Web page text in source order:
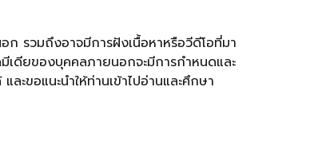
ก รวมถึงอาจมีการฝังเนื้อหาหรือวีดีโอที่มา
เดียของบุคคลภายนอกจะมีการกำหนดและ
ะขอแนะนำให้ท่านเข้าไปอ่านและศึกษา